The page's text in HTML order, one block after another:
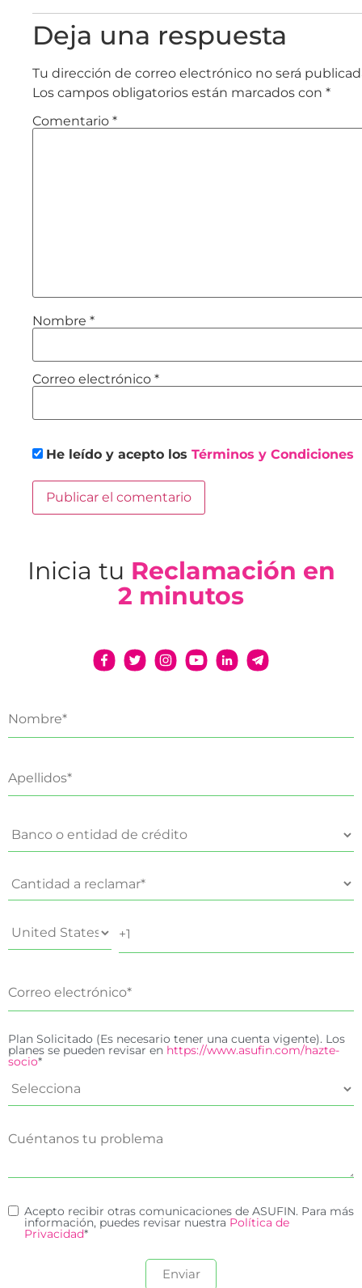
Deja una respuesta
Tu dirección de correo electrónico no será
Los campos obligatorios están marcados con *
Comentario *
Nombre *
Correo electrónico *
He leído y acepto los Términos y Condiciones
Inicia tu Reclamación en
2 minutos
Plan Solicitado (Es necesario tener una cuenta vigente). Los
planes se pueden revisar en https://www.asufin.com/hazte-
socio*
Acepto recibir otras comunicaciones de ASUFIN. Para más
información, puedes revisar nuestra Política de
Privacidad*